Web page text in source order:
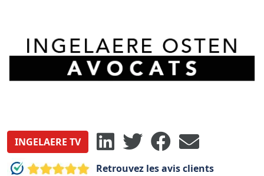
INGELAERE TV
Retrouvez les avis clients